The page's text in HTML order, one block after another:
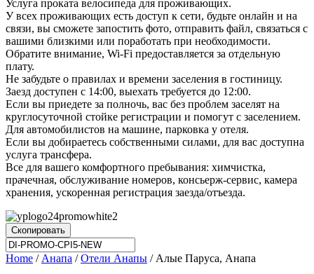
Услуга проката велосипеда для проживающих.
У всех проживающих есть доступ к сети, будьте онлайн и на
связи, вы сможете запостить фото, отправить файл, связаться с
вашими близкими или поработать при необходимости.
Обратите внимание, Wi-Fi предоставляется за отдельную
плату.
Не забудьте о правилах и времени заселения в гостиницу.
Заезд доступен с 14:00, выехать требуется до 12:00.
Если вы приедете за полночь, вас без проблем заселят на
круглосуточной стойке регистрации и помогут с заселением.
Для автомобилистов на машине, парковка у отеля.
Если вы добираетесь собственными силами, для вас доступна
услуга трансфера.
Все для вашего комфортного пребывания: химчистка,
прачечная, обслуживание номеров, консьерж-сервис, камера
хранения, ускоренная регистрация заезда/отъезда.
Скопировать
Home / Анапа /Отели Анапы / Алые Паруса, Анапа